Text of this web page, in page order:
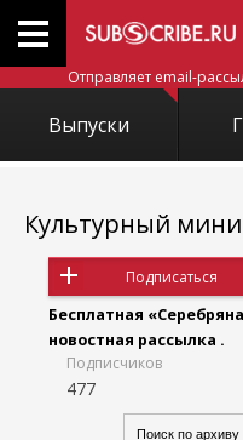
Отправляет email-
Выпуски
Культурный
Подписаться
Бесплатная
новостная рассылка .
Подписчиков
477